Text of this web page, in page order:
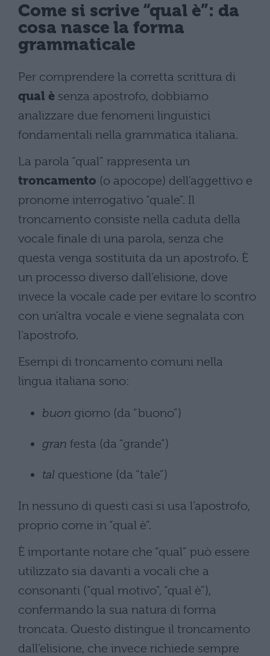
Come si scrive “qual è”: da
cosa nasce la forma
grammaticale
Per comprendere la corretta scrittura di
qual è senza apostrofo, dobbiamo
analizzare due fenomeni linguistici
fondamentali nella grammatica italiana.
La parola “qual” rappresenta un
troncamento (o apocope) dell’aggettivo e
pronome interrogativo “quale”. Il
troncamento consiste nella caduta della
vocale finale di una parola, senza che
questa venga sostituita da un apostrofo. È
un processo diverso dall’elisione, dove
invece la vocale cade per evitare lo scontro
con un’altra vocale e viene segnalata con
l’apostrofo.
Esempi di troncamento comuni nella
lingua italiana sono:
buon giorno (da “buono”)
gran festa (da “grande”)
tal questione (da “tale”)
In nessuno di questi casi si usa l’apostrofo,
proprio come in “qual è”.
È importante notare che “qual” può essere
utilizzato sia davanti a vocali che a
consonanti (“qual motivo”, “qual è”),
confermando la sua natura di forma
troncata. Questo distingue il troncamento
dall’elisione, che invece richiede sempre